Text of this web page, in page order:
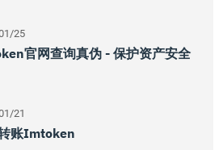
25
官网查询真伪 - 保护资产安全
21
账imtoken